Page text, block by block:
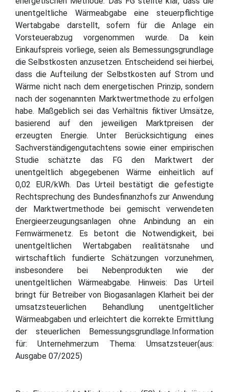
unentgeltliche Wärmeabgabe eine steuerpflichtige
Wertabgabe darstellt, sofern für die Anlage ein
Vorsteuerabzug vorgenommen wurde. Da kein
Einkaufspreis vorliege, seien als Bemessungsgrundlage
die Selbstkosten anzusetzen. Entscheidend sei hierbei,
dass die Aufteilung der Selbstkosten auf Strom und
Wärme nicht nach dem energetischen Prinzip, sondern
nach der sogenannten Marktwertmethode zu erfolgen
habe. Maßgeblich sei das Verhältnis fiktiver Umsätze,
basierend auf den jeweiligen Marktpreisen der
erzeugten Energie. Unter Berücksichtigung eines
Sachverständigengutachtens sowie einer empirischen
Studie schätzte das FG den Marktwert der
unentgeltlich abgegebenen Wärme einheitlich auf
0,02 EUR/kWh. Das Urteil bestätigt die gefestigte
Rechtsprechung des Bundesfinanzhofs zur Anwendung
der Marktwertmethode bei gemischt verwendeten
Energieerzeugungsanlagen ohne Anbindung an ein
Fernwärmenetz. Es betont die Notwendigkeit, bei
unentgeltlichen Wertabgaben realitätsnahe und
wirtschaftlich fundierte Schätzungen vorzunehmen,
insbesondere bei Nebenprodukten wie der
unentgeltlichen Wärmeabgabe. Hinweis: Das Urteil
bringt für Betreiber von Biogasanlagen Klarheit bei der
umsatzsteuerlichen Behandlung unentgeltlicher
Wärmeabgaben und erleichtert die korrekte Ermittlung
der steuerlichen Bemessungsgrundlage.Information
für: Unternehmerzum Thema: Umsatzsteuer(aus:
Ausgabe 07/2025)